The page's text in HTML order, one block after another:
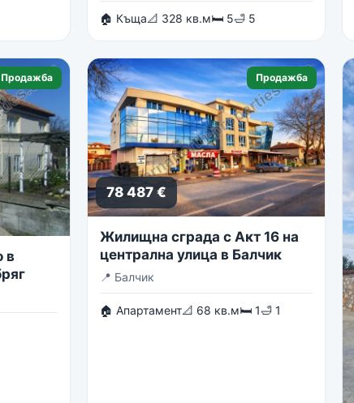
🏠 Къща📐 328 кв.м🛏 5🛁 5
Продажба
в
Продажба
78 487 €
Жилищна сграда с Акт 16 на
централна улица в Балчик
📍 Балчик
🏠 Апартамент📐 68 кв.м🛏 1🛁 1